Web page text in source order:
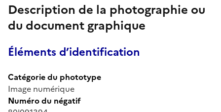
Description de la photographie ou
du document graphique
Éléments d’identification
Catégorie du phototype
Image numérique
Numéro du négatif